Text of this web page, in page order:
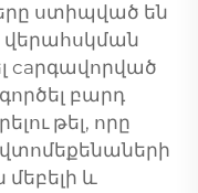
ստիպված են
caրգավորված
բարդ
թել, որը
և